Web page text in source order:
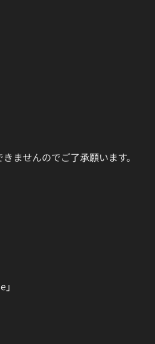
ませんのでご了承願います。